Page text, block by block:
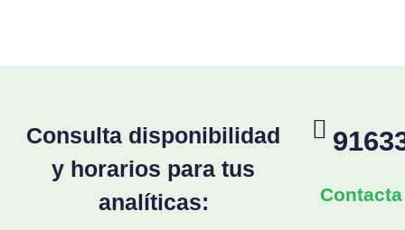
Consulta disponibilidad
y horarios para tus
analíticas: